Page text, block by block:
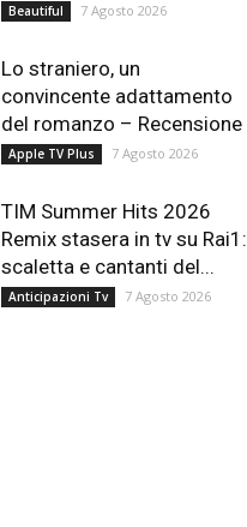
Beautiful 7 Agosto 2026
Lo straniero, un
convincente adattamento
del romanzo – Recensione
Apple TV Plus 7 Agosto 2026
TIM Summer Hits 2026
Remix stasera in tv su Rai1:
scaletta e cantanti del...
Anticipazioni Tv 7 Agosto 2026